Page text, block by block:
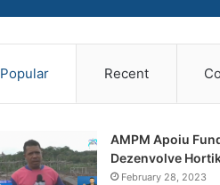
Popular Recent
AMPM Apoiu
Dezenvolve
February 28, 2023